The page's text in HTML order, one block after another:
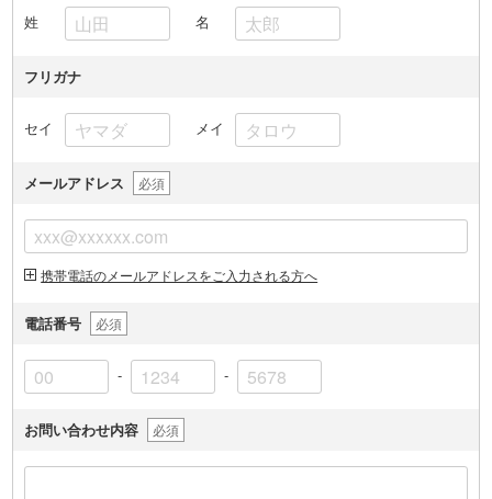
姓 名
フリガナ
セイ メイ
メールアドレス 必須
携帯電話のメールアドレスをご入力される方へ
電話番号 必須
- -
お問い合わせ内容 必須